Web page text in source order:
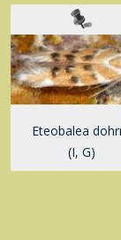
Eteobalea
(I, G)